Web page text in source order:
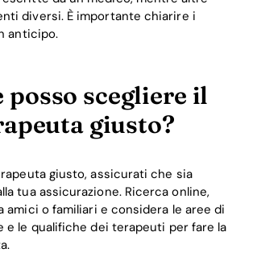
diversi. È importante chiarire i
anticipo.
posso scegliere il
giusto?
giusto, assicurati che sia
tua assicurazione. Ricerca online,
amici o familiari e considera le aree di
e le qualifiche dei terapeuti per fare la